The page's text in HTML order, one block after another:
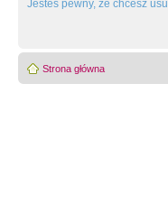
Jesteś pewny, że chcesz
Strona główna